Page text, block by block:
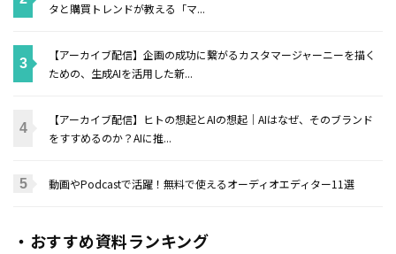
タと購買トレンドが教える「マ...
【アーカイブ配信】企画の成功に繋がるカスタマージャーニーを描く
ための、生成AIを活用した新...
【アーカイブ配信】ヒトの想起とAIの想起｜AIはなぜ、そのブランド
をすすめるのか？AIに推...
動画やPodcastで活躍！無料で使えるオーディオエディター11選
・おすすめ資料ランキング